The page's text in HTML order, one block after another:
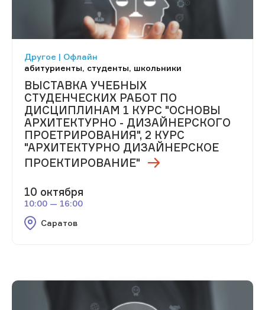
Другое | Офлайн
абитуриенты, студенты, школьники
ВЫСТАВКА УЧЕБНЫХ
СТУДЕНЧЕСКИХ РАБОТ ПО
ДИСЦИПЛИНАМ 1 КУРС "ОСНОВЫ
АРХИТЕКТУРНО - ДИЗАЙНЕРСКОГО
ПРОЕТРИРОВАНИЯ", 2 КУРС
"АРХИТЕКТУРНО ДИЗАЙНЕРСКОЕ
ПРОЕКТИРОВАНИЕ"
10 октября
10:00 — 16:00
Саратов